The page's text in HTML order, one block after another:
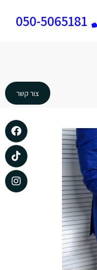
050-5065181
צור קשר